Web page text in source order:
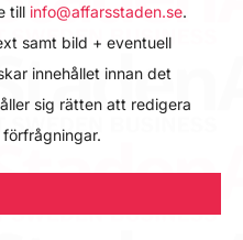
till info@affarsstaden.se.
samt bild + eventuell
innehållet innan det
sig rätten att redigera